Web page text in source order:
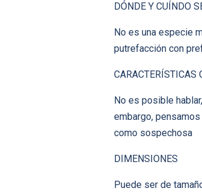
DÓNDE Y CUÍNDO
No es una especie
putrefacción con
CARACTERÍSTICAS
No es posible
embargo,
como sospechosa
DIMENSIONES
Puede ser de